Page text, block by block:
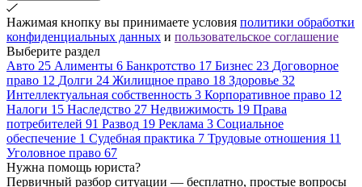
Нажимая кнопку вы принимаете условия политики обработки
конфиденциальных данных и пользовательское соглашение
Выберите раздел
Авто 25 Алименты 6 Банкротство 17 Бизнес 23 Договорное
право 12 Долги 24 Жилищное право 18 Здоровье 32
Интеллектуальная собственность 3 Корпоративное право 12
Налоги 15 Наследство 27 Недвижимость 19 Права
потребителей 91 Развод 19 Реклама 3 Социальное
обеспечение 1 Судебная практика 7 Трудовые отношения 11
Уголовное право 67
Нужна помощь юриста?
Первичный разбор ситуации — бесплатно, простые вопросы